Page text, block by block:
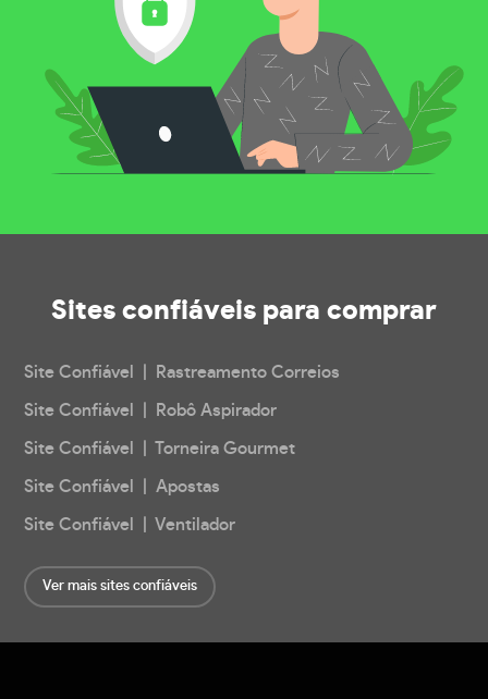
Sites confiáveis para comprar
Site Confiável | Rastreamento Correios
Site Confiável | Robô Aspirador
Site Confiável | Torneira Gourmet
Site Confiável | Apostas
Site Confiável | Ventilador
Ver mais sites confiáveis